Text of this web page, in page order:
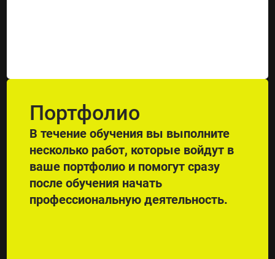
Портфолио
В течение обучения вы выполните
несколько работ, которые войдут в
ваше портфолио и помогут сразу
после обучения начать
профессиональную деятельность.